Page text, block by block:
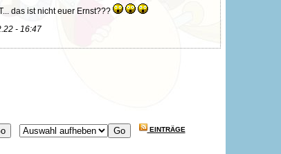
das ist nicht euer Ernst???
- 16:47
EINTRÄGE